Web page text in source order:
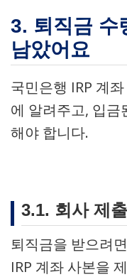
3. 퇴직금 수
남았어요
국민은행 IRP 계
에 알려주고, 입금
해야 합니다.
3.1. 회사 제
퇴직금을 받으려
IRP 계좌 사본을